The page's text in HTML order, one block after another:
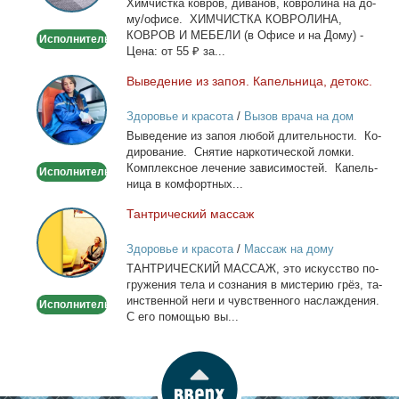
дому/
Исполнитель
Хим­чист­ка ков­ров, ди­ва­нов, ков­ро­ли­на на до­
му/офи­се. ХИМЧИСТКА КОВРОЛИНА,
КОВРОВ И МЕБЕЛИ (в Офи­се и на До­му) -
Це­на: от 55 ₽ за...
Выведение
из
запоя.
Капельница,
Исполнитель
Вы­ве­де­ние из за­поя. Ка­пель­ни­ца, де­токс.
Здоровье и красота/ Вызов врача на дом
Вы­ве­де­ние из за­поя лю­бой дли­тель­но­сти. Ко­
ди­ро­ва­ние. Сня­тие нар­ко­ти­че­ской лом­ки.
Ком­плекс­ное ле­че­ние за­ви­си­мо­стей. Ка­пель­
ни­ца в ком­форт­ных...
Тантрический
массаж
Исполнитель
Тан­три­че­ский мас­саж
Здоровье и красота/ Массаж на дому
ТАНТРИЧЕСКИЙ МАССАЖ, это ис­кус­ство по­
гру­же­ния те­ла и со­зна­ния в ми­сте­рию грёз, та­
ин­ствен­ной неги и чув­ствен­но­го на­сла­жде­ния.
С его по­мо­щью вы...